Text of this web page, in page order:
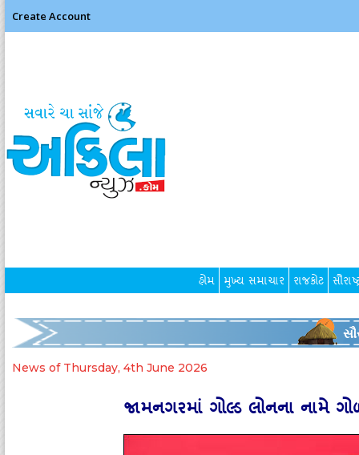
Create Account
હોમ મુખ્ય સમાચાર રાજકોટ
News of Thursday, 4th June 2026
જામનગરમાં ગોલ્‍ડ લોનના નામે